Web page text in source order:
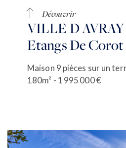
Découvrir
VILLE D AVRAY
Etangs De Corot
180m² - 1 995 000 €